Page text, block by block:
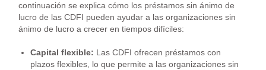
continuación se explica cómo los préstamos sin ánimo de
lucro de las CDFI pueden ayudar a las organizaciones sin
ánimo de lucro a crecer en tiempos difíciles:
Capital flexible: Las CDFI ofrecen préstamos con
plazos flexibles, lo que permite a las organizaciones sin